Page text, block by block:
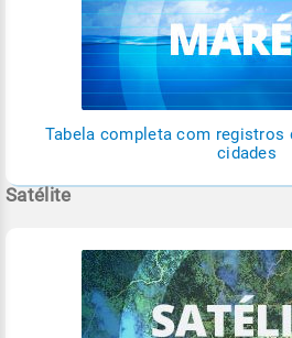
Tabela completa com registros
cidades
Satélite